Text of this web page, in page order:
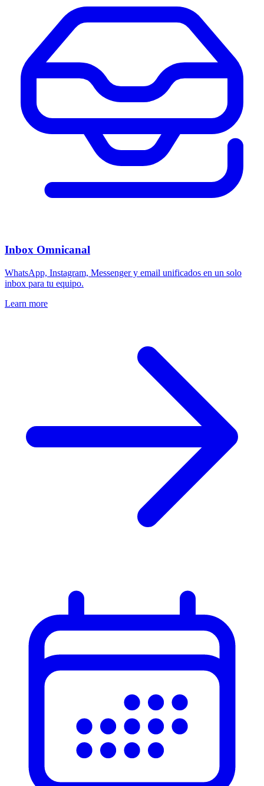
Inbox Omnicanal
WhatsApp, Instagram, Messenger y email unificados en un solo
inbox para tu equipo.
Learn more